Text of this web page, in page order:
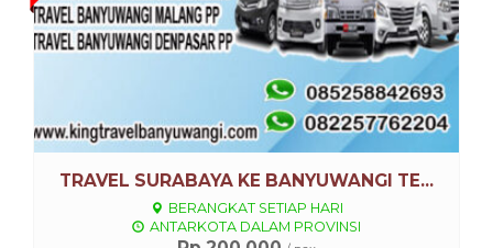
TRAVEL SURABAYA KE BANYUWANGI TE...
BERANGKAT SETIAP HARI
ANTARKOTA DALAM PROVINSI